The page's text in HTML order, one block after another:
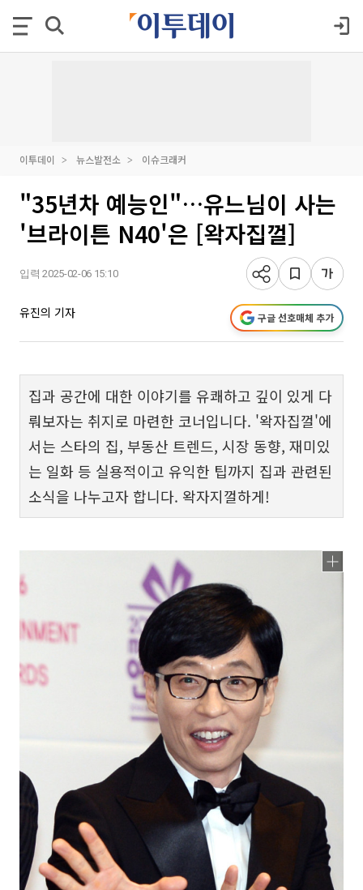
이투데이 뉴스발전소 이슈크래커
"35년차 예능인"…유느님이 사는
'브라이튼 N40'은 [왁자집껄]
입력 2025-02-06 15:10
유진의 기자 구글 선호매체 추가
집과 공간에 대한 이야기를 유쾌하고 깊이 있게 다
뤄보자는 취지로 마련한 코너입니다. '왁자집껄'에
서는 스타의 집, 부동산 트렌드, 시장 동향, 재미있
는 일화 등 실용적이고 유익한 팁까지 집과 관련된
소식을 나누고자 합니다. 왁자지껄하게!